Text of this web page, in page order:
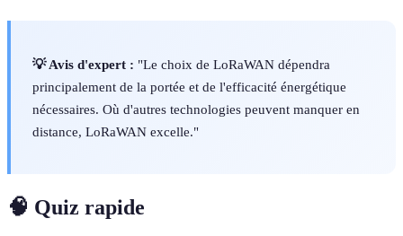
💡 Avis d'expert : "Le choix de LoRaWAN dépendra
principalement de la portée et de l'efficacité énergétique
nécessaires. Où d'autres technologies peuvent manquer en
distance, LoRaWAN excelle."
🧠 Quiz rapide